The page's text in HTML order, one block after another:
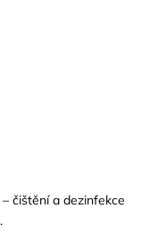
čištění a dezinfekce